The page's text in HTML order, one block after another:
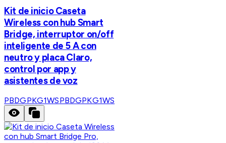
Kit de inicio Caseta
Wireless con hub Smart
Bridge, interruptor on/off
inteligente de 5 A con
neutro y placa Claro,
control por app y
asistentes de voz
PBDGPKG1WSPBDGPKG1WS